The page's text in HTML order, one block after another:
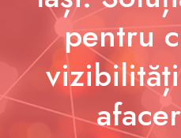
pentru